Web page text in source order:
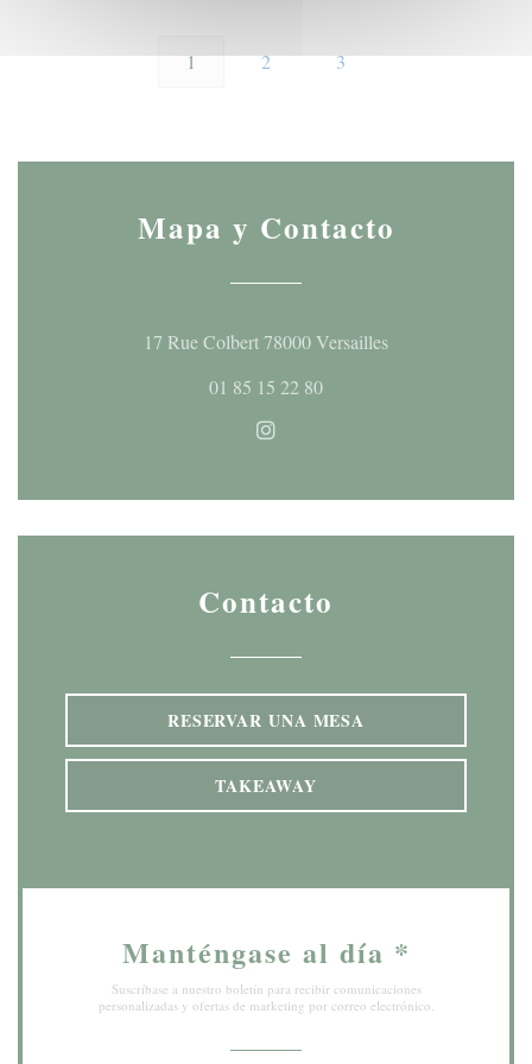
1 2 3
Mapa y Contacto
17 Rue Colbert 78000 Versailles((abre en una
01 85 15 22 80
Instagram ((abre en una
Contacto
RESERVAR UNA MESA
TAKEAWAY
Manténgase al día *
Suscríbase a nuestro boletín para recibir comunicaciones
personalizadas y ofertas de marketing por correo electrónico.